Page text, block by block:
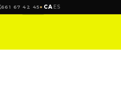
661 67 42 45 CA ES